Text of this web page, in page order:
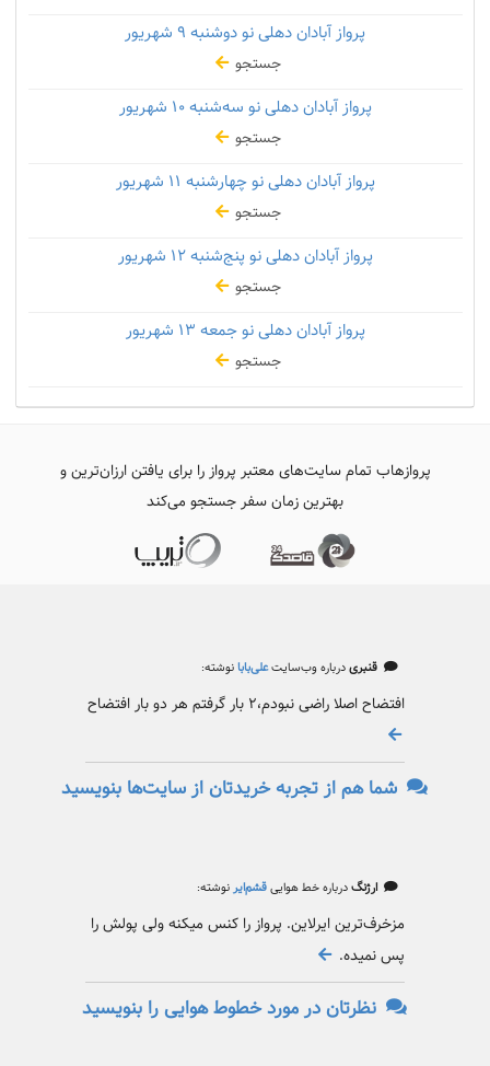
پرواز آبادان دهلی نو دوشنبه
جستجو
پرواز آبادان دهلی نو سه‌شنبه۱۰ شهریور
جستجو
پرواز آبادان دهلی نو چهارشنبه
جستجو
پرواز آبادان دهلی نو پنج‌شنبه۱۲ شهریور
جستجو
پرواز آبادان دهلی نو جمعه
جستجو
پروازهاب تمام سایت‌های معتبر پرواز را برای یافتن ارزان‌ترین و
بهترین زمان سفر جستجو می‌کند
قنبریدرباره وب‌سایتعلی‌بابانوشته:
افتضاح اصلا راضی نبودم،۲ بار گرفتم هر دو بار افتضاح
شما هم از تجربه خریدتان از سایت‌ها بنویسید
ارژنگدرباره خط هواییقشم‌ایرنوشته:
مزخرف‌ترین ایرلاین. پرواز را کنس میکنه ولی پولش را
پس نمیده.
نظرتان در مورد خطوط هوایی را بنویسید